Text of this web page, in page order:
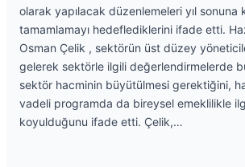
olarak yapılacak düzenlemeleri yıl sonuna
tamamlamayı hedeflediklerini ifade etti.
Osman Çelik , sektörün üst düzey
gelerek sektörle ilgili değerlendirmelerde
sektör hacminin büyütülmesi gerektiğini,
vadeli programda da bireysel emeklilikle
koyulduğunu ifade etti. Çelik,…